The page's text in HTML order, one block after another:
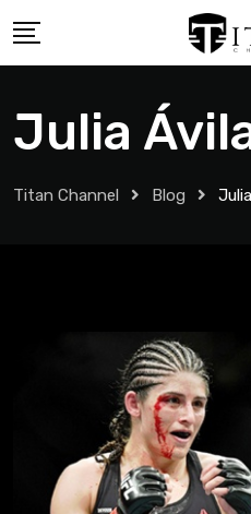
Julia
Titan Channel Blog